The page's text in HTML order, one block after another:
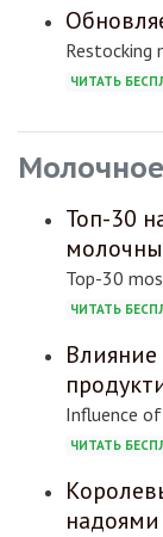
Restocking
ЧИТАТЬ
Топ-30
Top-30
ЧИТАТЬ
Influence
ЧИТАТЬ
надоями